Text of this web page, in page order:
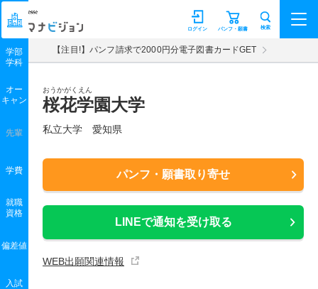
マナビジョン パンフ・願書
ログイン 検索
【注目!】パンフ請求で2000円分電子図書カードGET
おうかがくえん
桜花学園大学
私立大学 愛知県
パンフ・願書取り寄せ
LINEで通知を受け取る
WEB出願関連情報
学部
学科
オー
キャン
先輩
学費
就職
資格
偏差値
入試